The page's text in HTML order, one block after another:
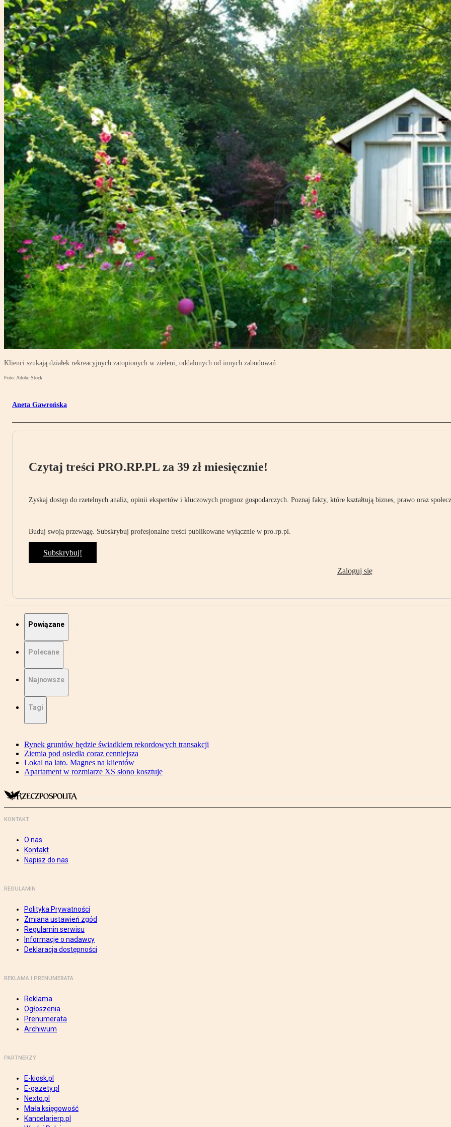
Klienci szukają działek rekreacyjnych zatopionych w zieleni, oddalonych od innych zabudowań
Foto: Adobe Stock
Aneta Gawrońska
Czytaj treści PRO.RP.PL za 39 zł miesięcznie!
Zyskaj dostęp do rzetelnych analiz, opinii ekspertów i kluczowych prognoz gospodarczych. Poznaj fakty, które kształtują biznes, prawo oraz
Buduj swoją przewagę. Subskrybuj profesjonalne treści publikowane wyłącznie w pro.rp.pl.
Subskrybuj!
Zaloguj się
Powiązane
Polecane
Najnowsze
Tagi
Rynek gruntów będzie świadkiem rekordowych transakcji
Ziemia pod osiedla coraz cenniejsza
Lokal na lato. Magnes na klientów
Apartament w rozmiarze XS słono kosztuje
KONTAKT
O nas
Kontakt
Napisz do nas
REGULAMIN
Polityka Prywatności
Zmiana ustawień zgód
Regulamin serwisu
Informacje o nadawcy
Deklaracja dostępności
REKLAMA I PRENUMERATA
Reklama
Ogłoszenia
Prenumerata
Archiwum
PARTNERZY
E-kiosk.pl
E-gazety.pl
Nexto.pl
Mała księgowość
Kancelarierp.pl